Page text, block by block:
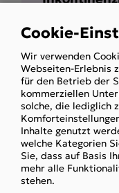
Obmann
Mehr
Use
of
personal
data
and
cookies
Cookie-
Wir verwenden
Webseiten-Erlebnis
für den Betrieb der
kommerziellen
solche, die lediglich
Inhalte genutzt
welche Kategorien
Sie, dass auf Basis
mehr alle
stehen.